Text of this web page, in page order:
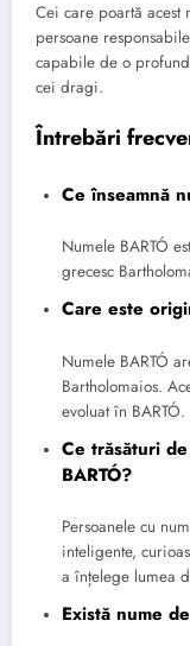
Cei care poartă acest
persoane
capabile de o
cei dragi.
Întrebări
Ce înseamnă
Numele BARTÓ
grecesc
Care este
Numele BARTÓ
Bartholomaios.
evoluat în BARTÓ.
Ce trăsături
BARTÓ?
Persoanele cu
inteligente,
a înțelege lumea
Există nume